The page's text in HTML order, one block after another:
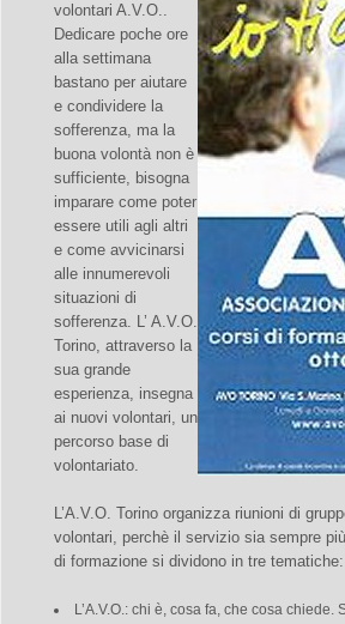
volontari A.V.O..
Dedicare poche ore
alla settimana
bastano per aiutare
e condividere la
sofferenza, ma la
buona volontà non è
sufficiente, bisogna
imparare come poter
essere utili agli altri
e come avvicinarsi
alle innumerevoli
situazioni di
sofferenza. L’ A.V.O.
Torino, attraverso la
sua grande
esperienza, insegna
ai nuovi volontari, un
percorso base di
volontariato.
L’A.V.O. Torino organizza riunioni di
volontari, perchè il servizio sia sempre
di formazione si dividono in tre tematiche:
L’A.V.O.: chi è, cosa fa, che cosa